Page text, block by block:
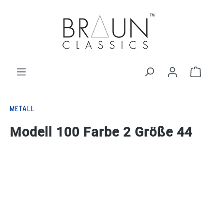
METALL
Modell 100 Farbe 2 Größe 44